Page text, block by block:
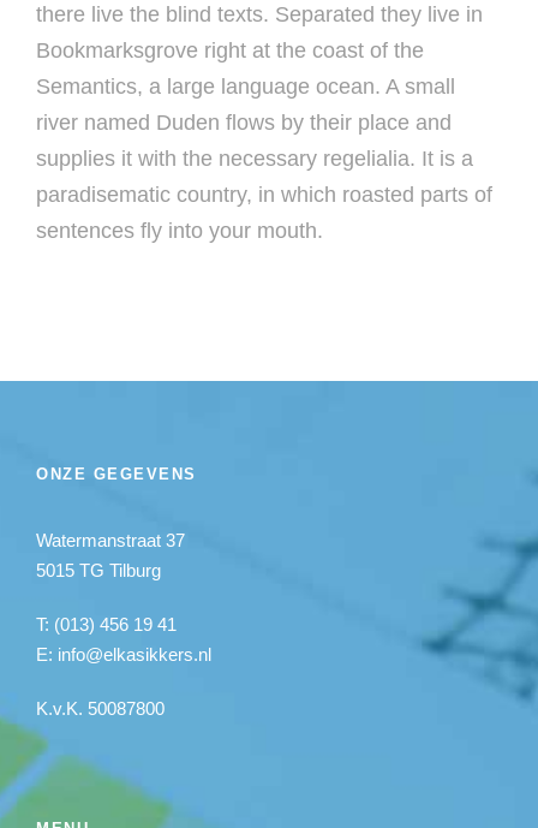
there live the blind texts. Separated they live in
Bookmarksgrove right at the coast of the
Semantics, a large language ocean. A small
river named Duden flows by their place and
supplies it with the necessary regelialia. It is a
paradisematic country, in which roasted parts of
sentences fly into your mouth.
ONZE GEGEVENS
Watermanstraat 37
5015 TG Tilburg
T: (013) 456 19 41
E: info@elkasikkers.nl
K.v.K. 50087800